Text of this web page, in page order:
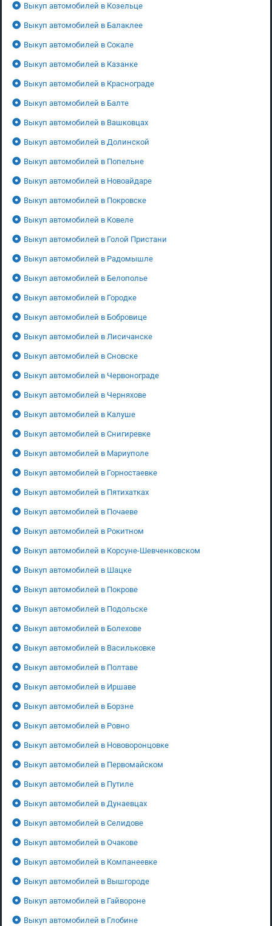
Выкуп автомобилей в Козельце
Выкуп автомобилей в Балаклее
Выкуп автомобилей в Сокале
Выкуп автомобилей в Казанке
Выкуп автомобилей в Краснограде
Выкуп автомобилей в Балте
Выкуп автомобилей в Вашковцах
Выкуп автомобилей в Долинской
Выкуп автомобилей в Попельне
Выкуп автомобилей в Новоайдаре
Выкуп автомобилей в Покровске
Выкуп автомобилей в Ковеле
Выкуп автомобилей в Голой Пристани
Выкуп автомобилей в Радомышле
Выкуп автомобилей в Белополье
Выкуп автомобилей в Городке
Выкуп автомобилей в Бобровице
Выкуп автомобилей в Лисичанске
Выкуп автомобилей в Сновске
Выкуп автомобилей в Червонограде
Выкуп автомобилей в Черняхове
Выкуп автомобилей в Калуше
Выкуп автомобилей в Снигиревке
Выкуп автомобилей в Мариуполе
Выкуп автомобилей в Горностаевке
Выкуп автомобилей в Пятихатках
Выкуп автомобилей в Почаеве
Выкуп автомобилей в Рокитном
Выкуп автомобилей в Корсуне-Шевченковском
Выкуп автомобилей в Шацке
Выкуп автомобилей в Покрове
Выкуп автомобилей в Подольске
Выкуп автомобилей в Болехове
Выкуп автомобилей в Васильковке
Выкуп автомобилей в Полтаве
Выкуп автомобилей в Иршаве
Выкуп автомобилей в Борзне
Выкуп автомобилей в Ровно
Выкуп автомобилей в Нововоронцовке
Выкуп автомобилей в Первомайском
Выкуп автомобилей в Путиле
Выкуп автомобилей в Дунаевцах
Выкуп автомобилей в Селидове
Выкуп автомобилей в Очакове
Выкуп автомобилей в Компанеевке
Выкуп автомобилей в Вышгороде
Выкуп автомобилей в Гайвороне
Выкуп автомобилей в Глобине